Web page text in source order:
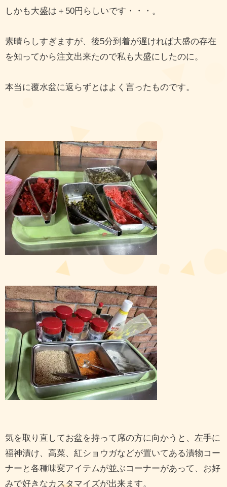
しかも大盛は＋50円らしいです・・・。
素晴らしすぎますが、後5分到着が遅ければ大盛の存在
を知ってから注文出来たので私も大盛にしたのに。
本当に覆水盆に返らずとはよく言ったものです。
気を取り直してお盆を持って席の方に向かうと、左手に
福神漬け、高菜、紅ショウガなどが置いてある漬物コー
ナーと各種味変アイテムが並ぶコーナーがあって、お好
みで好きなカスタマイズが出来ます。